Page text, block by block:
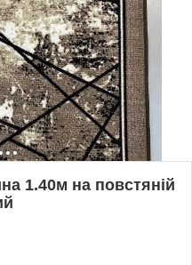
1.40м на повстяній